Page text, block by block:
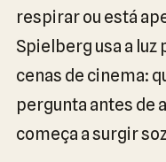
respirar ou está
Spielberg usa a
cenas de cinema:
pergunta antes de
começa a surgir